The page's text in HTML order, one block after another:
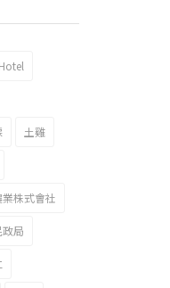
土雞
業株式會社
政局